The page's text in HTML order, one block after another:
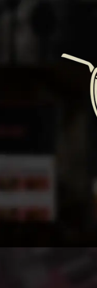
والكافيهات! نحن نقدم